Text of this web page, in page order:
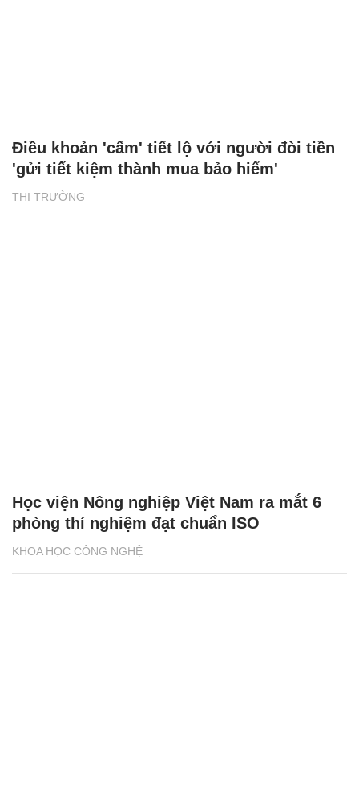
THỊ TRƯỜNG
Điều khoản 'cấm' tiết lộ với người đòi tiền
'gửi tiết kiệm thành mua bảo hiểm'
KHOA HỌC CÔNG NGHỆ
Học viện Nông nghiệp Việt Nam ra mắt 6
phòng thí nghiệm đạt chuẩn ISO